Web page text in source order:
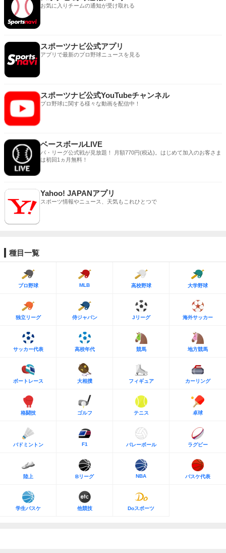
お気に入りチームの通知が受け取れる
スポーツナビ公式アプリ
アプリで最新のプロ野球ニュースを見る
スポーツナビ公式YouTubeチャンネル
プロ野球に関する様々な動画を配信中！
ベースボールLIVE
パ・リーグ公式戦が見放題！ 月額770円(税込)。はじめて加入のお客さま
は初回1ヵ月無料！
Yahoo! JAPANアプリ
スポーツ情報やニュース、天気もこれひとつで
種目一覧
プロ野球 MLB 高校野球 大学野球
独立リーグ 侍ジャパン Jリーグ 海外サッカー
サッカー代表 高校年代 競馬 地方競馬
ボートレース 大相撲 フィギュア カーリング
格闘技 ゴルフ テニス 卓球
バドミントン F1 バレーボール ラグビー
陸上 Bリーグ NBA バスケ代表
学生バスケ 他競技 Doスポーツ